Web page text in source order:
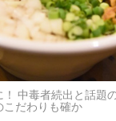
中毒者続出と話題
こだわりも確か